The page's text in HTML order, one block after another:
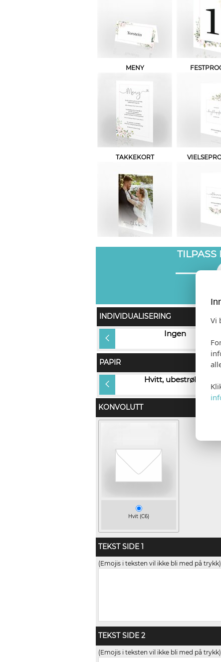
MENY
TAKKEKORT
TILPASS
INDIVIDUALISERING
Gjestens navn i produkt og på
Ingen
PAPIR
Hvitt, ubestrøket
KONVOLUTT
Hvit (C6)
TEKST SIDE 1
(Emojis i teksten vil ikke bli med på trykk)
TEKST SIDE 2
(Emojis i teksten vil ikke bli med på trykk)
Vi